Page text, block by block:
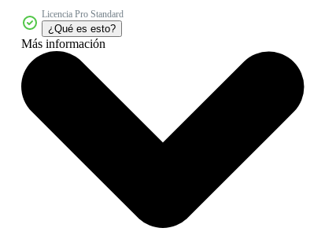
Licencia Pro Standard
¿Qué es esto?
Más información